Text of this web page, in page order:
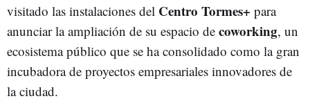
visitado las instalaciones del Centro Tormes+ para
anunciar la ampliación de su espacio de coworking, un
ecosistema público que se ha consolidado como la gran
incubadora de proyectos empresariales innovadores de
la ciudad.